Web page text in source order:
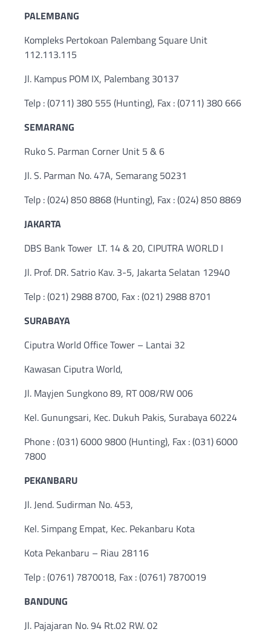
PALEMBANG
Kompleks Pertokoan Palembang Square Unit
112.113.115
Jl. Kampus POM IX, Palembang 30137
Telp : (0711) 380 555 (Hunting), Fax : (0711) 380 666
SEMARANG
Ruko S. Parman Corner Unit 5 & 6
Jl. S. Parman No. 47A, Semarang 50231
Telp : (024) 850 8868 (Hunting), Fax : (024) 850 8869
JAKARTA
DBS Bank Tower LT. 14 & 20, CIPUTRA WORLD I
Jl. Prof. DR. Satrio Kav. 3-5, Jakarta Selatan 12940
Telp : (021) 2988 8700, Fax : (021) 2988 8701
SURABAYA
Ciputra World Office Tower – Lantai 32
Kawasan Ciputra World,
Jl. Mayjen Sungkono 89, RT 008/RW 006
Kel. Gunungsari, Kec. Dukuh Pakis, Surabaya 60224
Phone : (031) 6000 9800 (Hunting), Fax : (031) 6000
7800
PEKANBARU
Jl. Jend. Sudirman No. 453,
Kel. Simpang Empat, Kec. Pekanbaru Kota
Kota Pekanbaru – Riau 28116
Telp : (0761) 7870018, Fax : (0761) 7870019
BANDUNG
Jl. Pajajaran No. 94 Rt.02 RW. 02